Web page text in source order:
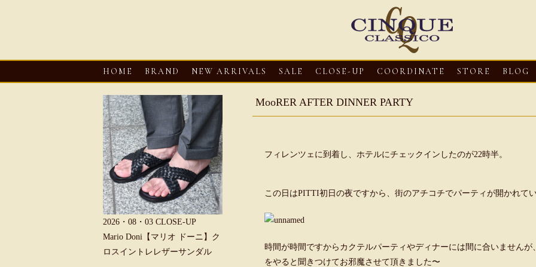
HOME BRAND NEW ARRIVALS SALE CLOSE-UP COORDINATE STORE BLOG
MooRER AFTER DINNER PARTY
フィレンツェに到着し、ホテルにチェックインしたのが22時半。
この日はPITTI初日の夜ですから、街のアチコチでパーティが開かれて
時間が時間ですからカクテルパーティやディナーには間に合いませんが
をやると聞きつけてお邪魔させて頂きました〜
2026・08・03 CLOSE-UP
Mario Doni【マリオ ドーニ】ク
ロスイントレレザーサンダル
2026・08・03 CLOSE-UP
ープントゥミュール レザーサンャーマンサンダル
ロスイントレレザ